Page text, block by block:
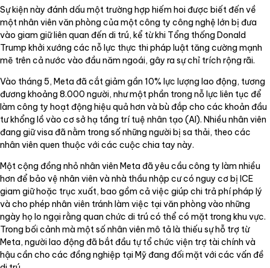
Sự kiện này đánh dấu một trường hợp hiếm hoi được biết đến về
một nhân viên văn phòng của một công ty công nghệ lớn bị đưa
vào giam giữ liên quan đến di trú, kể từ khi Tổng thống Donald
Trump khởi xướng các nỗ lực thực thi pháp luật tăng cường mạnh
mẽ trên cả nước vào đầu năm ngoái, gây ra sự chỉ trích rộng rãi.
Vào tháng 5, Meta đã cắt giảm gần 10% lực lượng lao động, tương
đương khoảng 8.000 người, như một phần trong nỗ lực liên tục để
làm công ty hoạt động hiệu quả hơn và bù đắp cho các khoản đầu
tư khổng lồ vào cơ sở hạ tầng trí tuệ nhân tạo (AI). Nhiều nhân viên
đang giữ visa đã nằm trong số những người bị sa thải, theo các
nhân viên quen thuộc với các cuộc chia tay này.
Một cộng đồng nhỏ nhân viên Meta đã yêu cầu công ty làm nhiều
hơn để bảo vệ nhân viên và nhà thầu nhập cư có nguy cơ bị ICE
giam giữ hoặc trục xuất, bao gồm cả việc giúp chi trả phí pháp lý
và cho phép nhân viên tránh làm việc tại văn phòng vào những
ngày họ lo ngại rằng quan chức di trú có thể có mặt trong khu vực.
Trong bối cảnh mà một số nhân viên mô tả là thiếu sự hỗ trợ từ
Meta, người lao động đã bắt đầu tự tổ chức viện trợ tài chính và
hậu cần cho các đồng nghiệp tại Mỹ đang đối mặt với các vấn đề